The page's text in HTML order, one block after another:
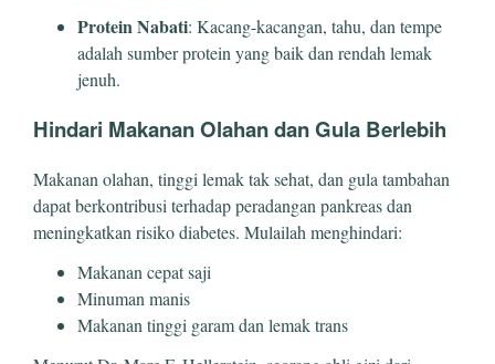
Protein Nabati: Kacang-kacangan, tahu, dan tempe
adalah sumber protein yang baik dan rendah lemak
jenuh.
Hindari Makanan Olahan dan Gula Berlebih
Makanan olahan, tinggi lemak tak sehat, dan gula tambahan
dapat berkontribusi terhadap peradangan pankreas dan
meningkatkan risiko diabetes. Mulailah menghindari:
Makanan cepat saji
Minuman manis
Makanan tinggi garam dan lemak trans